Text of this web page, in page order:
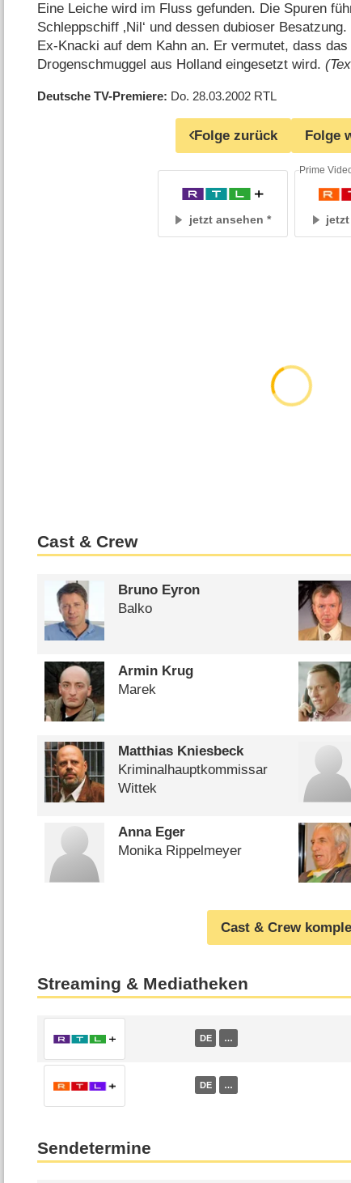
Eine Leiche wird im Fluss gefunden. Die Spuren
Schleppschiff ‚Nil‘ und dessen dubioser
Ex-Knacki auf dem Kahn an. Er vermutet, dass
Drogenschmuggel aus Holland eingesetzt wird.
Deutsche TV-Premiere Do. 28.03.2002 RTL
Folge zurück Folge
jetzt ansehen
Prime
Cast & Crew
Bruno Eyron
Balko
Armin Krug
Marek
Matthias Kniesbeck
Kriminalhauptkommissar
Wittek
Anna Eger
Monika Rippelmeyer
Cast & Crew
Streaming & Mediatheken
DE …
DE …
Sendetermine